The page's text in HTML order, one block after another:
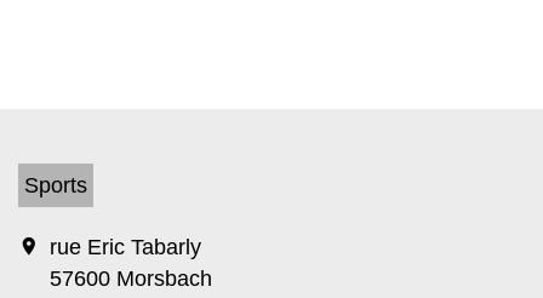
Sports
location_on
rue Eric Tabarly
57600 Morsbach